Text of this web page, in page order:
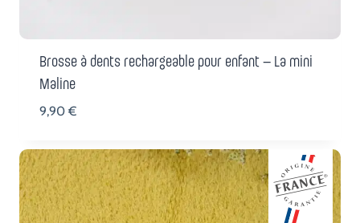
Brosse à dents rechargeable pour enfant – La mini
Maline
9,90€